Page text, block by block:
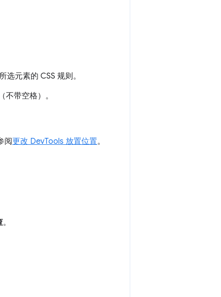
选元素的 CSS 规则。
带空格）。
阅更改 DevTools 放置位置。
。